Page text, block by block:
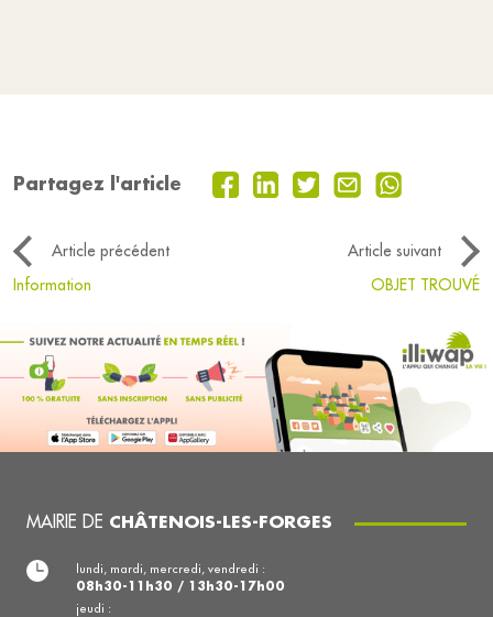
Partagez l'article
Article précédent
Article suivant
Information
OBJET TROUVÉ
MAIRIE DE CHÂTENOIS-LES-FORGES
lundi, mardi, mercredi, vendredi :
08h30-11h30 / 13h30-17h00
jeudi :